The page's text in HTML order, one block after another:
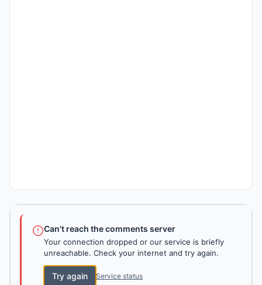
Can't reach the comments server
Your connection dropped or our service is briefly
unreachable. Check your internet and try again.
Try again Service status